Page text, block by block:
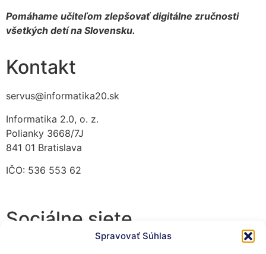
Spravovať Súhlas
Pomáhame učiteľom zlepšovať digitálne zručnosti
všetkých detí na Slovensku.
Kontakt
servus@informatika20.sk
Informatika 2.0, o. z.
Polianky 3668/7J
841 01 Bratislava
IČO: 536 553 62
Sociálne siete